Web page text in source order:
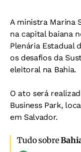
A ministra Marina
na capital baiana
Plenária Estadual
os desafios da
eleitoral na Bahia.
O ato será
Business Park,
em Salvador.
Tudo sobre